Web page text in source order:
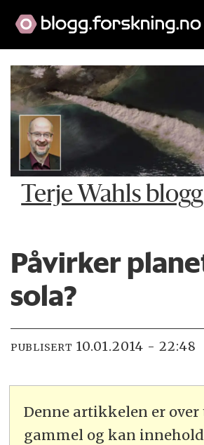
Terje Wahls blogg
Påvirker
sola?
PUBLISERT 10.01.2014 - 22:48
Denne artikkelen er over
gammel og kan